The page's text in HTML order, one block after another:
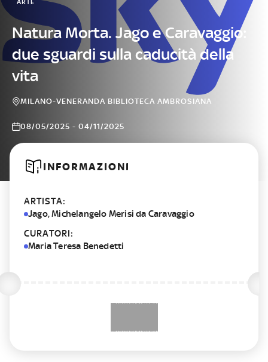
ARTE
Natura Morta. Jago e Caravaggio:
due sguardi sulla caducità della
vita
MILANO-VENERANDA BIBLIOTECA AMBROSIANA
08/05/2025 - 04/11/2025
INFORMAZIONI
ARTISTA:
Jago, Michelangelo Merisi da Caravaggio
CURATORI:
Maria Teresa Benedetti